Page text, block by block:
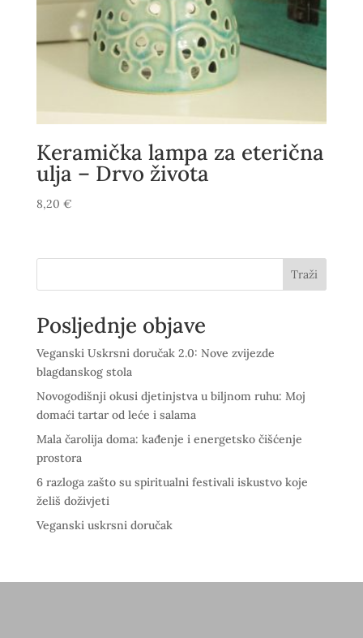
Keramička lampa za eterična
ulja – Drvo života
8,20 €
Traži
Posljednje objave
Veganski Uskrsni doručak 2.0: Nove zvijezde
blagdanskog stola
Novogodišnji okusi djetinjstva u biljnom ruhu: Moj
domaći tartar od leće i salama
Mala čarolija doma: kađenje i energetsko čišćenje
prostora
6 razloga zašto su spiritualni festivali iskustvo koje
želiš doživjeti
Veganski uskrsni doručak